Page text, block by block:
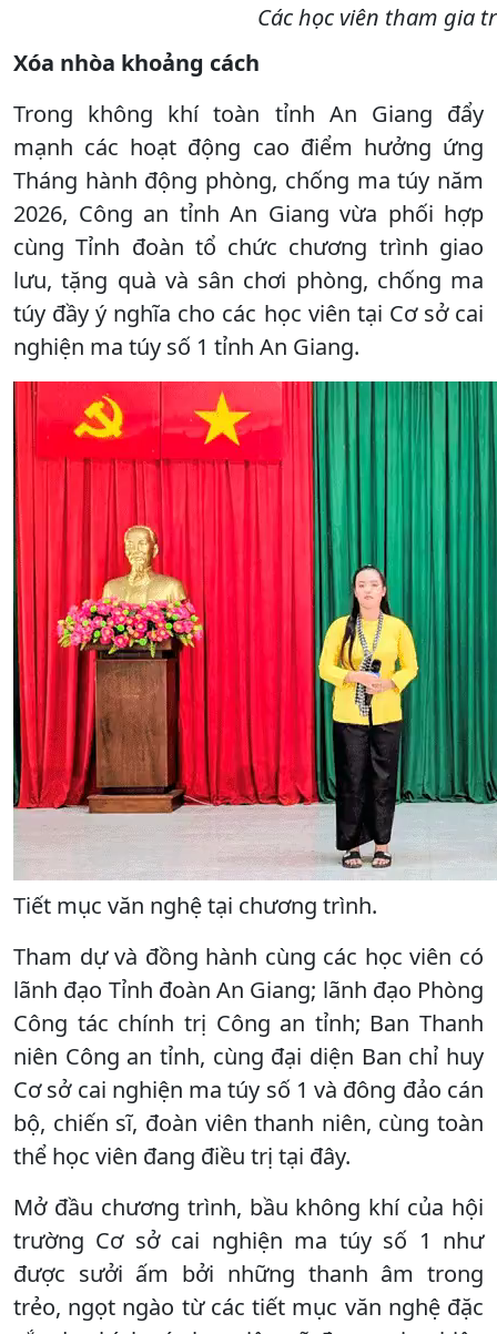
Các học viên tham gia
Xóa nhòa khoảng cách
Trong không khí toàn tỉnh An Giang đẩy
mạnh các hoạt động cao điểm hưởng ứng
Tháng hành động phòng, chống ma túy năm
2026, Công an tỉnh An Giang vừa phối hợp
cùng Tỉnh đoàn tổ chức chương trình giao
lưu, tặng quà và sân chơi phòng, chống ma
túy đầy ý nghĩa cho các học viên tại Cơ sở cai
nghiện ma túy số 1 tỉnh An Giang.
Tiết mục văn nghệ tại chương trình.
Tham dự và đồng hành cùng các học viên có
lãnh đạo Tỉnh đoàn An Giang; lãnh đạo Phòng
Công tác chính trị Công an tỉnh; Ban Thanh
niên Công an tỉnh, cùng đại diện Ban chỉ huy
Cơ sở cai nghiện ma túy số 1 và đông đảo cán
bộ, chiến sĩ, đoàn viên thanh niên, cùng toàn
thể học viên đang điều trị tại đây.
Mở đầu chương trình, bầu không khí của hội
trường Cơ sở cai nghiện ma túy số 1 như
được sưởi ấm bởi những thanh âm trong
trẻo, ngọt ngào từ các tiết mục văn nghệ đặc